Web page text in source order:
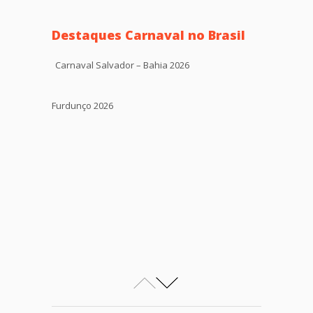
Destaques Carnaval no Brasil
Carnaval Salvador – Bahia 2026
Furdunço 2026